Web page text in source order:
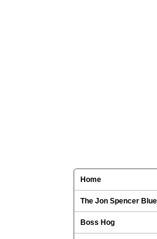
Home
The Jon Spencer
Boss Hog